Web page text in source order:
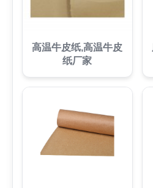
高温牛皮纸,高温牛皮
纸厂家